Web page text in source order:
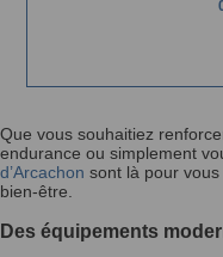
Que vous souhaitiez
endurance ou simplement
d’Arcachon sont là pour
bien-être.
Des équipements